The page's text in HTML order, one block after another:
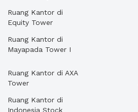
Ruang Kantor di
Equity Tower
Ruang Kantor di
Mayapada Tower I
Ruang Kantor di AXA
Tower
Ruang Kantor di
Indonesia Stock